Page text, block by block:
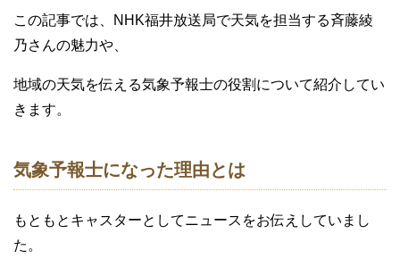
この記事では、NHK福井放送局で天気を担当する斉藤綾
乃さんの魅力や、
地域の天気を伝える気象予報士の役割について紹介してい
きます。
気象予報士になった理由とは
もともとキャスターとしてニュースをお伝えしていまし
た。